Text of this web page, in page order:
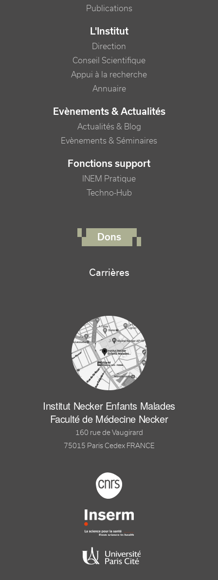
Publications
L'Institut
Direction
Conseil Scientifique
Appui à la recherche
Annuaire
Evènements & Actualités
Actualités & Blog
Evènements & Séminaires
Fonctions support
INEM Pratique
Techno-Hub
Dons
Carrières
Institut Necker Enfants Malades
Faculté de Médecine Necker
160 rue de Vaugirard
75015 Paris Cedex FRANCE
Footer logo tutelles